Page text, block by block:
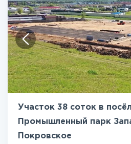
Участок 38 соток в
Промышленный парк
Покровское